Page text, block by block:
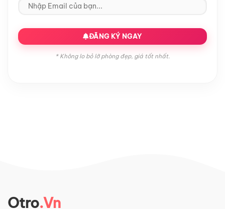
ĐĂNG KÝ NGAY
* Không lo bỏ lỡ phòng đẹp, giá tốt nhất.
Otro.Vn